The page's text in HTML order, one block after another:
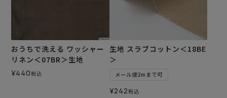
おうちで洗える ワッシャー
リネン＜07BR＞生地
¥440税込
生地 スラブコットン＜18BE
＞
メール便2mまで可
¥242税込